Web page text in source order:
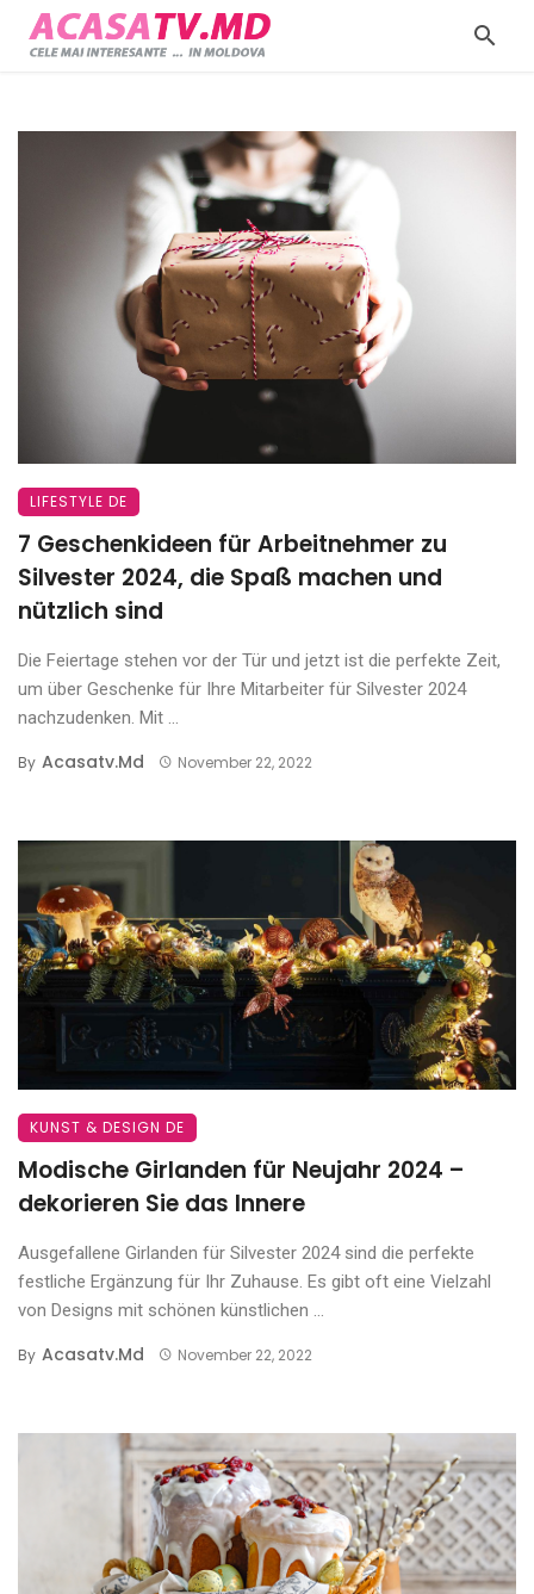
LIFESTYLE DE
7 Geschenkideen für Arbeitnehmer zu
Silvester 2024, die Spaß machen und
nützlich sind
Die Feiertage stehen vor der Tür und jetzt ist die perfekte Zeit,
um über Geschenke für Ihre Mitarbeiter für Silvester 2024
nachzudenken. Mit ...
By Acasatv.md November 22, 2022
KUNST & DESIGN DE
Modische Girlanden für Neujahr 2024 –
dekorieren Sie das Innere
Ausgefallene Girlanden für Silvester 2024 sind die perfekte
festliche Ergänzung für Ihr Zuhause. Es gibt oft eine Vielzahl
von Designs mit schönen künstlichen ...
By Acasatv.md November 22, 2022